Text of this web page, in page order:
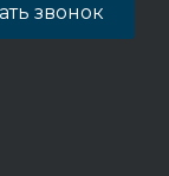
звонок